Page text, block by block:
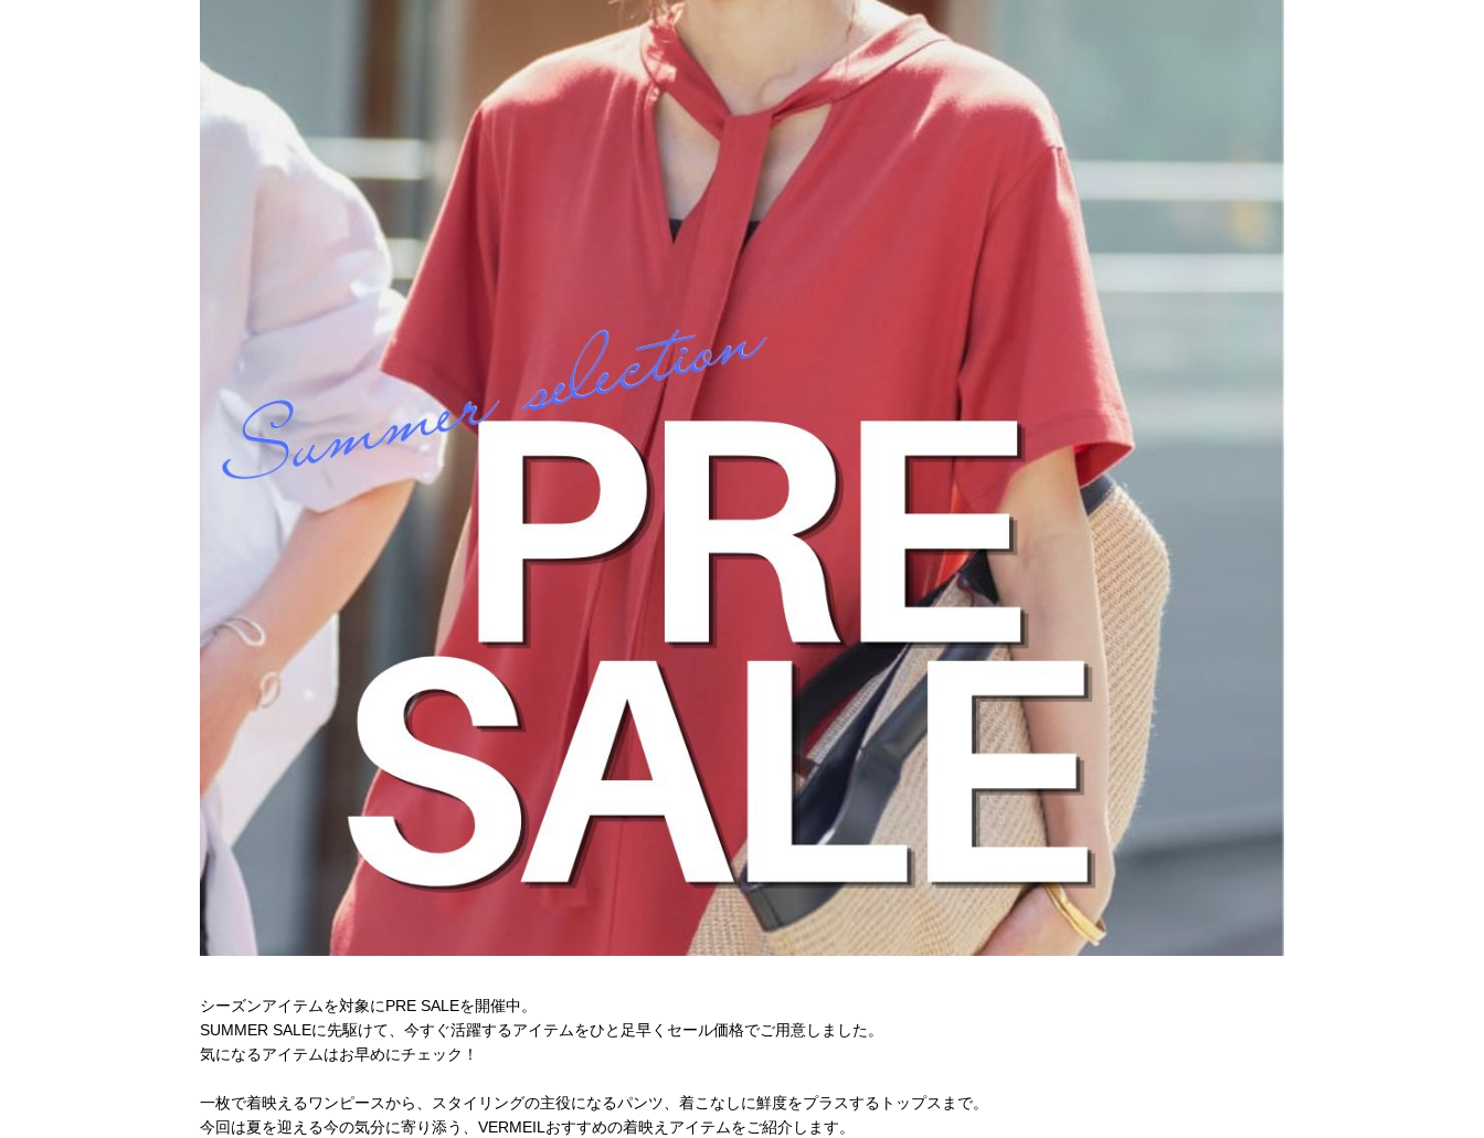
シーズンアイテムを対象にPRE SALEを開催中。
SUMMER SALEに先駆けて、今すぐ活躍するアイテムをひと足早くセール価格でご用意しました。
気になるアイテムはお早めにチェック！
一枚で着映えるワンピースから、スタイリングの主役になるパンツ、着こなしに鮮度をプラスするトップスまで。
今回は夏を迎える今の気分に寄り添う、VERMEILおすすめの着映えアイテムをご紹介します。